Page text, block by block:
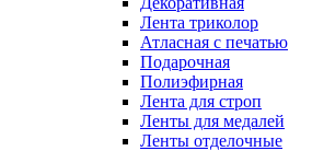
Лента триколор
Атласная с печатью
Подарочная
Полиэфирная
Лента для строп
Ленты для медалей
Ленты отделочные